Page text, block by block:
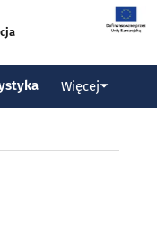
Więcej